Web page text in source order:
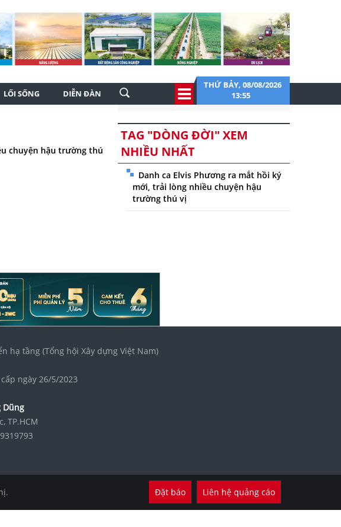
LỐI SỐNG DIỄN ĐÀN
THỨ BẢY, 08/08/2026
13:55
chuyện hậu trường thú
TAG "DÒNG ĐỜI" XEM
NHIỀU NHẤT
Danh ca Elvis Phương ra mắt hồi ký
mới, trải lòng nhiều chuyện hậu
trường thú vị
hạ tầng (Tổng hội Xây dựng Việt Nam)
ngày 26/5/2023
Dũng
TP.HCM
Đặt báo Liên hệ quảng cáo